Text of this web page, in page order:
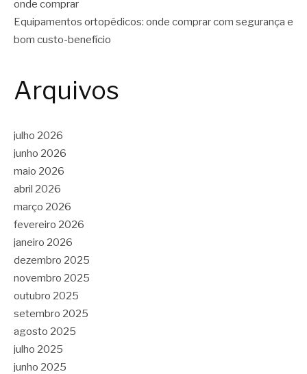
onde comprar
Equipamentos ortopédicos: onde comprar com segurança e
bom custo-benefício
Arquivos
julho 2026
junho 2026
maio 2026
abril 2026
março 2026
fevereiro 2026
janeiro 2026
dezembro 2025
novembro 2025
outubro 2025
setembro 2025
agosto 2025
julho 2025
junho 2025